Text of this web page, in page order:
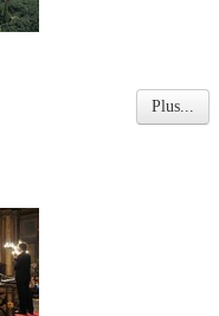
Plus...